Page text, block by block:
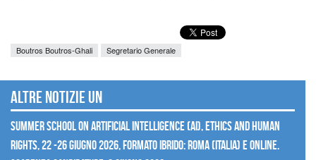
Boutros Boutros-Ghali Segretario Generale
Altre notizie UN
Summer School on Artificial Intelligence (AI), Ethics and Human
Rights, 22 -26 giugno 2026, Formato Ibrido: Roma (Italia) e online.